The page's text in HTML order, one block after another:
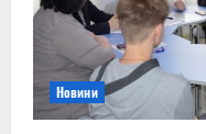
Новини